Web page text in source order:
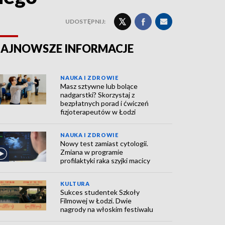
UDOSTĘPNIJ:
INFORMACJE
NAUKA I ZDROWIE
Masz sztywne lub bolące
nadgarstki? Skorzystaj z
bezpłatnych porad i ćwiczeń
fizjoterapeutów w Łodzi
NAUKA I ZDROWIE
Nowy test zamiast cytologii.
Zmiana w programie
profilaktyki raka szyjki macicy
KULTURA
Sukces studentek Szkoły
Filmowej w Łodzi. Dwie
nagrody na włoskim festiwalu